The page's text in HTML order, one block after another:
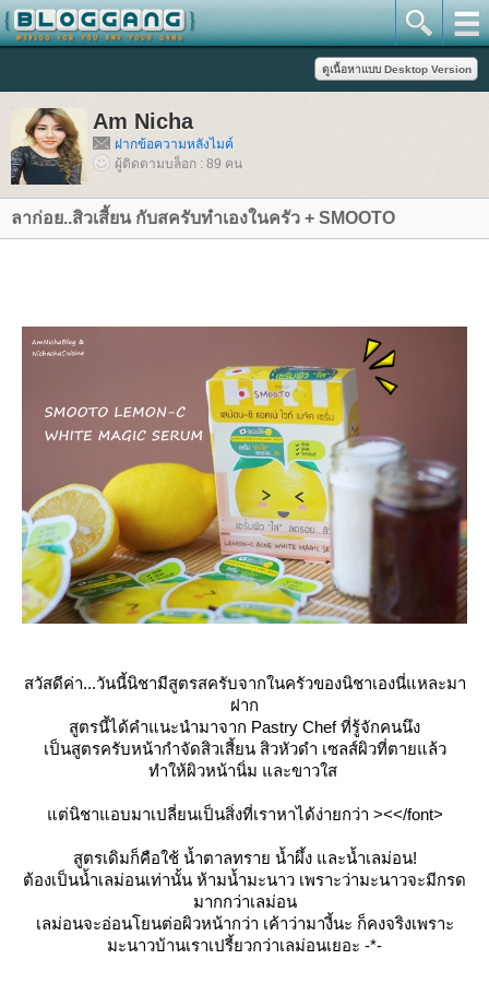
Am Nicha
ฝากข้อความหลังไมค์
ผู้ติดตามบล็อก : 89 คน
ลาก่อย..สิวเสี้ยน กับสครับทำเองในครัว + SMOOTO
สวัสดีค่า...วันนี้นิชามีสูตรสครับจากในครัวของนิชาเองนี่แหละมา
ฝาก
สูตรนี้ได้คำแนะนำมาจาก Pastry Chef ที่รู้จักคนนึง
เป็นสูตรครับหน้ากำจัดสิวเสี้ยน สิวหัวดำ เซลส์ผิวที่ตายแล้ว
ทำให้ผิวหน้านิ่ม และขาวใส
ต่นิชาแอบมาเปลี่ยนเป็นสิ่งที่เราหาได้ง่ายกว่า ><</font>
สูตรเดิมก็คือใช้ น้ำตาลทราย น้ำผึ้ง และน้ำเลม่อน!
ต้องเป็นน้ำเลม่อนเท่านั้น ห้ามน้ำมะนาว เพราะว่ามะนาวจะมีกรด
มากกว่าเลม่อน
เลม่อนจะอ่อนโยนต่อผิวหน้ากว่า เค้าว่ามางี้นะ ก็คงจริงเพราะ
มะนาวบ้านเราเปรี้ยวกว่าเลม่อนเยอะ -*-